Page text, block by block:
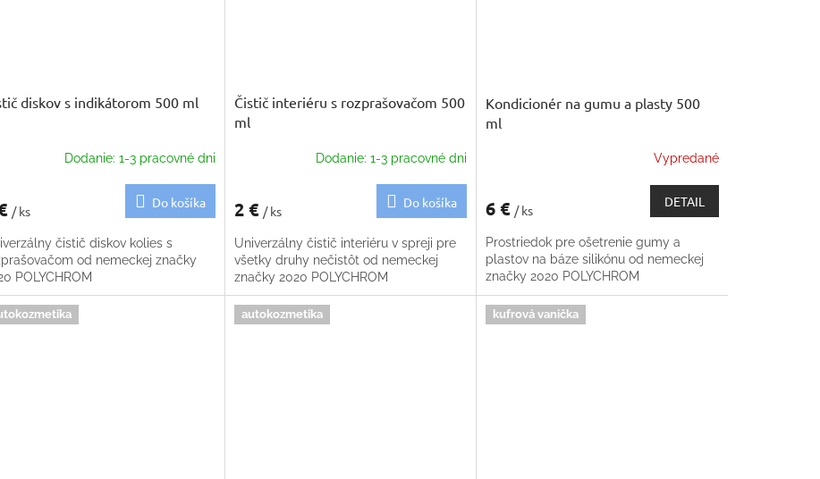
diskov s indikátorom 500 ml
Dodanie: 1-3 pracovné dni
/ ks
Do košíka
čistič diskov kolies s
od nemeckej značky
POLYCHROM
Čistič interiéru s rozprašovačom 500
ml
Dodanie: 1-3 pracovné dni
2 € / ks
Do košíka
Univerzálny čistič interiéru v spreji pre
všetky druhy nečistôt od nemeckej
značky 2020 POLYCHROM
Kondicionér na gumu a plasty 500
ml
Vypredané
6 € / ks
DETAIL
Prostriedok pre ošetrenie gumy a
plastov na báze silikónu od nemeckej
značky 2020 POLYCHROM
autokozmetika kufrová vanička